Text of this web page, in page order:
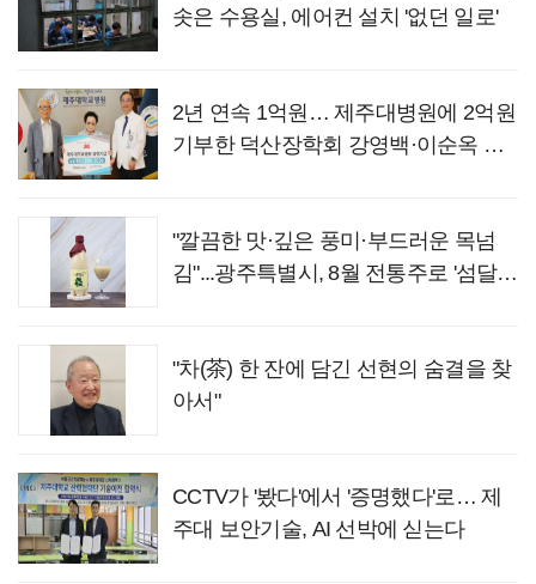
솟은 수용실, 에어컨 설치 '없던 일로'
2년 연속 1억원… 제주대병원에 2억원
기부한 덕산장학회 강영백·이순옥 이
"깔끔한 맛·깊은 풍미·부드러운 목넘
김"...광주특별시, 8월 전통주로 '섬달천
"차(茶) 한 잔에 담긴 선현의 숨결을 찾
아서"
CCTV가 '봤다'에서 '증명했다'로… 제
주대 보안기술, AI 선박에 싣는다